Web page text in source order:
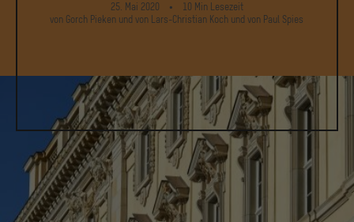
25. Mai 2020 10 Min Lesezeit
von Gorch Pieken undvon Lars-Christian Koch undvon Paul Spies